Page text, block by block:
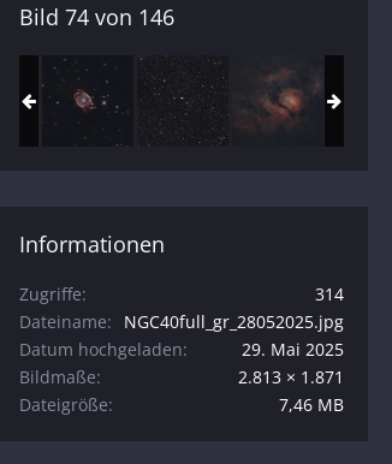
Bild 74 von 146
Informationen
Zugriffe
314
Dateiname
NGC40full_gr_28052025.jpg
Datum hochgeladen
29. Mai 2025
Bildmaße
2.813 × 1.871
Dateigröße
7,46 MB